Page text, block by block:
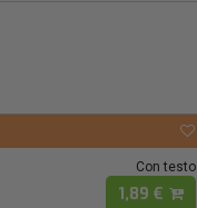
Con testo
1,89 €